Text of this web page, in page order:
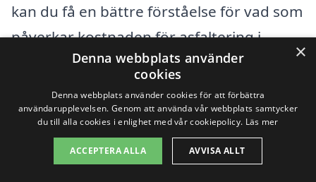
kan du få en bättre förståelse för vad som
påverkar kostnaden för asfaltering i
Tygelsjö. Att jämföra flera företag och
deras offerter är ett bra sätt att hitta en
pålitlig utförare som kan ge dig det bästa
priset för ditt projekt. Användasfälle av
erbjudandet på asfaltering-pris.se
×
Denna webbplats använder
cookies
Denna webbplats använder cookies för att förbättra
användarupplevelsen. Genom att använda vår webbplats samtycker
du till alla cookies i enlighet med vår cookiepolicy. Läs mer
ACCEPTERA ALLA AVVISA ALLT